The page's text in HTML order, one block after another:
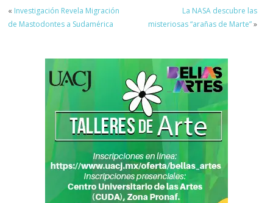
« Investigación Revela Migración
de Mastodontes a Sudamérica
La NASA descubre las
misteriosas “arañas de Marte”»